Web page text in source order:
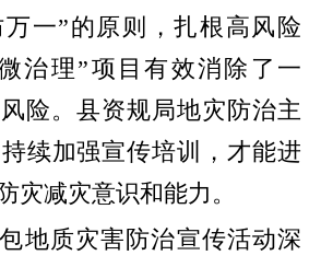
一”的原则，扎根高风险
治理”项目有效消除了一
险。县资规局地灾防治主
续加强宣传培训，才能进
灾减灾意识和能力。
地质灾害防治宣传活动深